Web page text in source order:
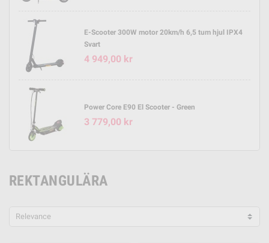
E-Scooter 300W motor 20km/h 6,5 tum hjul IPX4
Svart
4 949,00 kr
Power Core E90 El Scooter - Green
3 779,00 kr
REKTANGULÄRA
Relevance